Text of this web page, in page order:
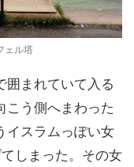
ェル塔
囲まれていて入る
こう側へまわった
イスラムっぽい女
しまった。その女